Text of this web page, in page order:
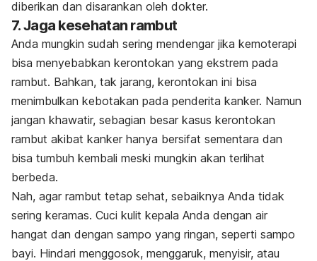
diberikan dan disarankan oleh dokter.
7. Jaga kesehatan rambut
Anda mungkin sudah sering mendengar jika kemoterapi
bisa menyebabkan kerontokan yang ekstrem pada
rambut. Bahkan, tak jarang, kerontokan ini bisa
menimbulkan kebotakan pada penderita kanker. Namun
jangan khawatir, sebagian besar kasus kerontokan
rambut akibat kanker hanya bersifat sementara dan
bisa tumbuh kembali meski mungkin akan terlihat
berbeda.
Nah, agar rambut tetap sehat, sebaiknya Anda tidak
sering keramas. Cuci kulit kepala Anda dengan air
hangat dan dengan sampo yang ringan, seperti sampo
bayi. Hindari menggosok, menggaruk, menyisir, atau